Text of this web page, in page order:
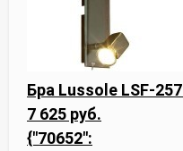
Бра Lussole LSF-
7 625 руб.
{"70652":